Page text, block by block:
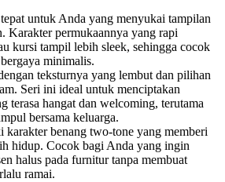
untuk Anda yang menyukai tampilan
Karakter permukaannya yang rapi
kursi tampil lebih sleek, sehingga cocok
minimalis.
teksturnya yang lembut dan pilihan
Seri ini ideal untuk menciptakan
terasa hangat dan welcoming, terutama
bersama keluarga.
karakter benang two-tone yang memberi
hidup. Cocok bagi Anda yang ingin
halus pada furnitur tanpa membuat
ramai.